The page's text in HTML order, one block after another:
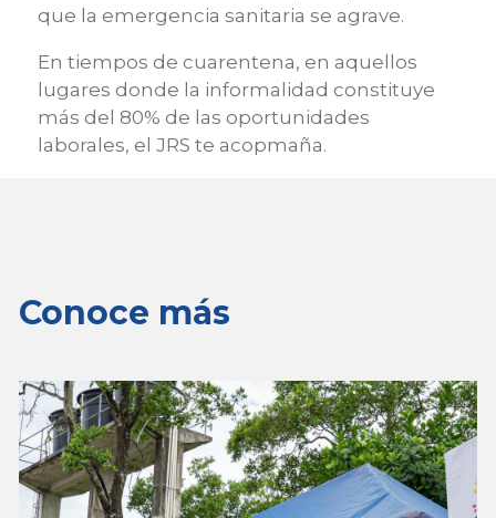
que la emergencia sanitaria se agrave.
En tiempos de cuarentena, en aquellos
lugares donde la informalidad constituye
más del 80% de las oportunidades
laborales, el JRS te acopmaña.
Conoce más